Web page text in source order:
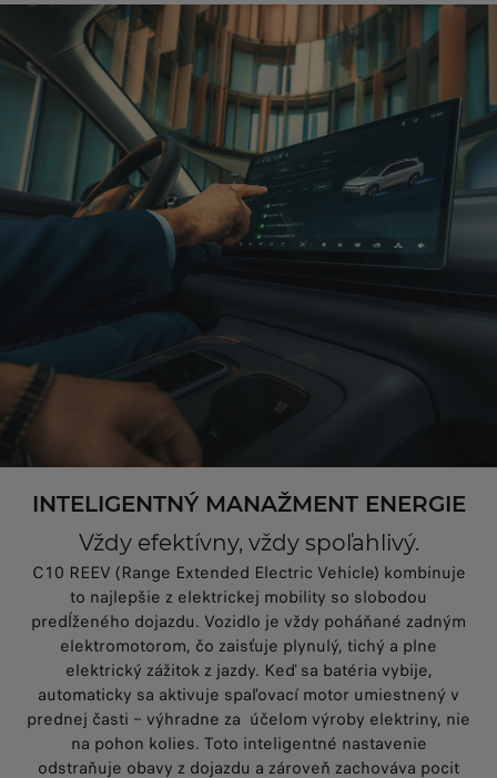
INTELIGENTNÝ MANAŽMENT ENERGIE
Vždy efektívny, vždy spoľahlivý.
C10 REEV (Range Extended Electric Vehicle) kombinuje
to najlepšie z elektrickej mobility so slobodou
predĺženého dojazdu. Vozidlo je vždy poháňané zadným
elektromotorom, čo zaisťuje plynulý, tichý a plne
elektrický zážitok z jazdy. Keď sa batéria vybije,
automaticky sa aktivuje spaľovací motor umiestnený v
prednej časti – výhradne za účelom výroby elektriny, nie
na pohon kolies. Toto inteligentné nastavenie
odstraňuje obavy z dojazdu a zároveň zachováva pocit